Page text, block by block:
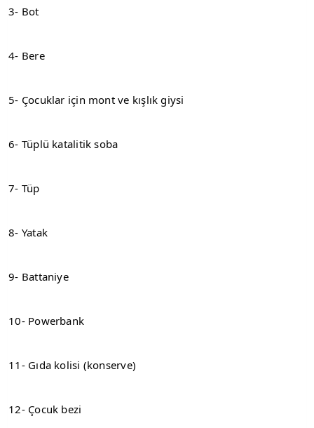
3- Bot
4- Bere
5- Çocuklar için mont ve kışlık giysi
6- Tüplü katalitik soba
7- Tüp
8- Yatak
9- Battaniye
10- Powerbank
11- Gıda kolisi (konserve)
12- Çocuk bezi